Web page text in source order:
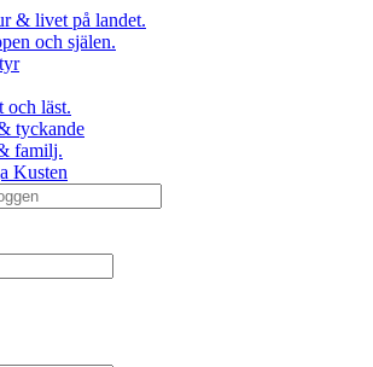
& livet på landet.
och själen.
och läst.
tyckande
familj.
Kusten